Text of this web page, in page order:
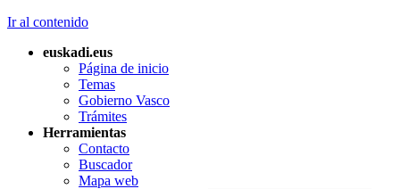
Ir al contenido
euskadi.eus
Página de inicio
Temas
Gobierno Vasco
Trámites
Herramientas
Contacto
Buscador
Mapa web